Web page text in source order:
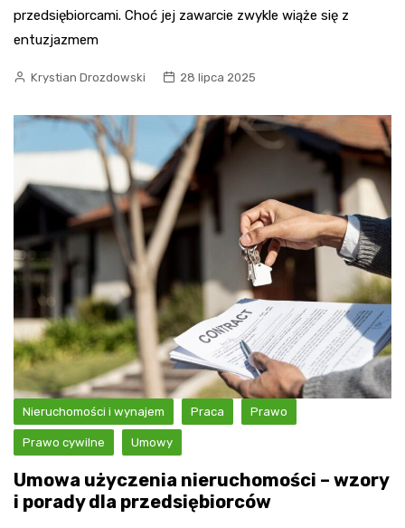
przedsiębiorcami. Choć jej zawarcie zwykle wiąże się z
entuzjazmem
Krystian Drozdowski 28 lipca 2025
Nieruchomości i wynajem Praca Prawo
Prawo cywilne Umowy
Umowa użyczenia nieruchomości – wzory
i porady dla przedsiębiorców